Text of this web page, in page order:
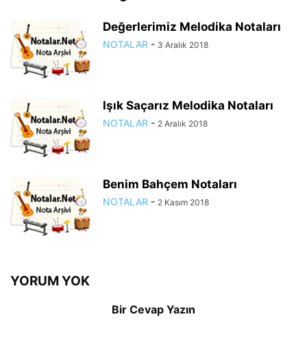
Değerlerimiz Melodika Notaları
NOTALAR - 3 Aralık 2018
Işık Saçarız Melodika Notaları
NOTALAR - 2 Aralık 2018
Benim Bahçem Notaları
NOTALAR - 2 Kasım 2018
YORUM YOK
Bir Cevap Yazın